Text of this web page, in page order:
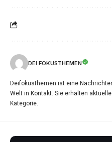
DEI FOKUSTHEMEN
Deifokusthemen ist eine
Welt in Kontakt. Sie erhalten
Kategorie.